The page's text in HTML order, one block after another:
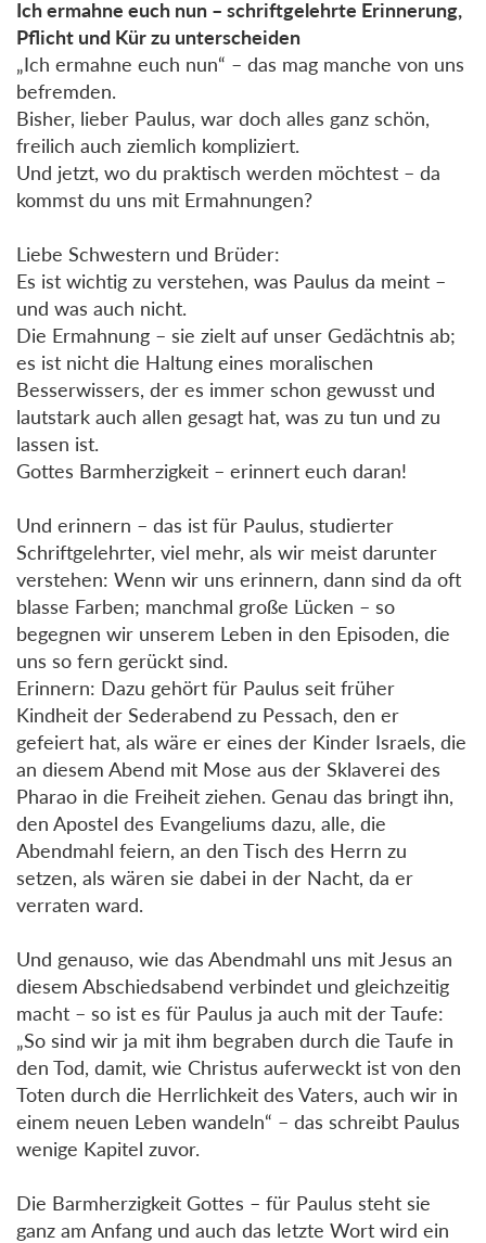
Ich ermahne euch nun – schriftgelehrte Erinnerung,
Pflicht und Kür zu unterscheiden
„Ich ermahne euch nun“ – das mag manche von uns
befremden.
Bisher, lieber Paulus, war doch alles ganz schön,
freilich auch ziemlich kompliziert.
Und jetzt, wo du praktisch werden möchtest – da
kommst du uns mit Ermahnungen?
Liebe Schwestern und Brüder:
Es ist wichtig zu verstehen, was Paulus da meint –
und was auch nicht.
Die Ermahnung – sie zielt auf unser Gedächtnis ab;
es ist nicht die Haltung eines moralischen
Besserwissers, der es immer schon gewusst und
lautstark auch allen gesagt hat, was zu tun und zu
lassen ist.
Gottes Barmherzigkeit – erinnert euch daran!
Und erinnern – das ist für Paulus, studierter
Schriftgelehrter, viel mehr, als wir meist darunter
verstehen: Wenn wir uns erinnern, dann sind da oft
blasse Farben; manchmal große Lücken – so
begegnen wir unserem Leben in den Episoden, die
uns so fern gerückt sind.
Erinnern: Dazu gehört für Paulus seit früher
Kindheit der Sederabend zu Pessach, den er
gefeiert hat, als wäre er eines der Kinder Israels, die
an diesem Abend mit Mose aus der Sklaverei des
Pharao in die Freiheit ziehen. Genau das bringt ihn,
den Apostel des Evangeliums dazu, alle, die
Abendmahl feiern, an den Tisch des Herrn zu
setzen, als wären sie dabei in der Nacht, da er
verraten ward.
Und genauso, wie das Abendmahl uns mit Jesus an
diesem Abschiedsabend verbindet und gleichzeitig
macht – so ist es für Paulus ja auch mit der Taufe:
„So sind wir ja mit ihm begraben durch die Taufe in
den Tod, damit, wie Christus auferweckt ist von den
Toten durch die Herrlichkeit des Vaters, auch wir in
einem neuen Leben wandeln“ – das schreibt Paulus
wenige Kapitel zuvor.
Die Barmherzigkeit Gottes – für Paulus steht sie
ganz am Anfang und auch das letzte Wort wird ein